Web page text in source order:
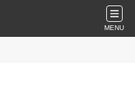
MENU